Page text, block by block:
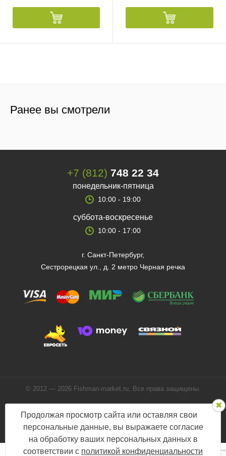
Ранее вы смотрели
+7 (812) 748 22 34
понедельник-пятница
10:00 - 19:00
суббота-воскресенье
10:00 - 17:00
г. Санкт-Петербург,
Сестрорецкая ул., д. 2 метро Черная речка
© 2012 — 2026 Fishman-market.ru, Все права защищены.
Мы в соцсетях:
Продолжая просмотр сайта или оставляя свои
персональные данные, вы выражаете согласие
на обработку ваших персональных данных в
соответствии с политикой конфиденциальности